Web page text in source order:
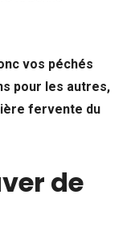
vos péchés
pour les autres,
fervente du
de